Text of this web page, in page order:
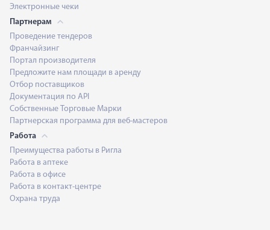
Электронные чеки
Партнерам
Проведение тендеров
Франчайзинг
Портал производителя
Предложите нам площади в аренду
Отбор поставщиков
Документация по API
Собственные Торговые Марки
Партнерская программа для веб-мастеров
Работа
Преимущества работы в Ригла
Работа в аптеке
Работа в офисе
Работа в контакт-центре
Охрана труда